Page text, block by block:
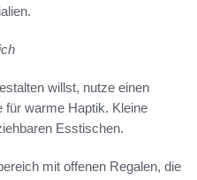
willst, nutze einen
für warme Haptik. Kleine
Esstischen.
mit offenen Regalen, die